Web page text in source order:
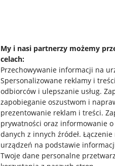
My i nasi partnerzy możemy
celach:
Przechowywanie informacji na
Spersonalizowane reklamy i
odbiorców i ulepszanie usług.
zapobieganie oszustwom i
prezentowanie reklam i treści.
prywatności oraz informowanie
danych z innych źródeł.
urządzeń na podstawie
Twoje dane personalne
Pobierz